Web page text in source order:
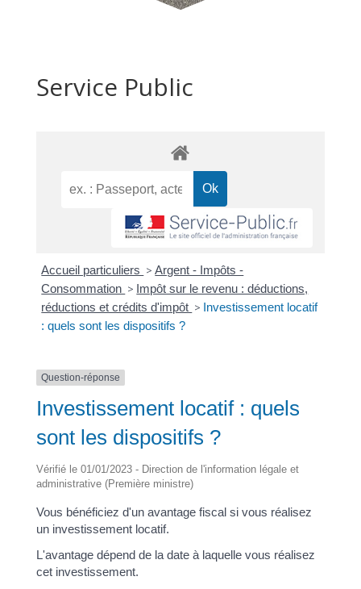
Service Public
Accueil particuliers > Argent - Impôts -
Consommation > Impôt sur le revenu : déductions,
réductions et crédits d'impôt > Investissement locatif
: quels sont les dispositifs ?
Question-réponse
Investissement locatif : quels
sont les dispositifs ?
Vérifié le 01/01/2023 - Direction de l'information légale et
administrative (Première ministre)
Vous bénéficiez d'un avantage fiscal si vous réalisez
un investissement locatif.
L'avantage dépend de la date à laquelle vous réalisez
cet investissement.